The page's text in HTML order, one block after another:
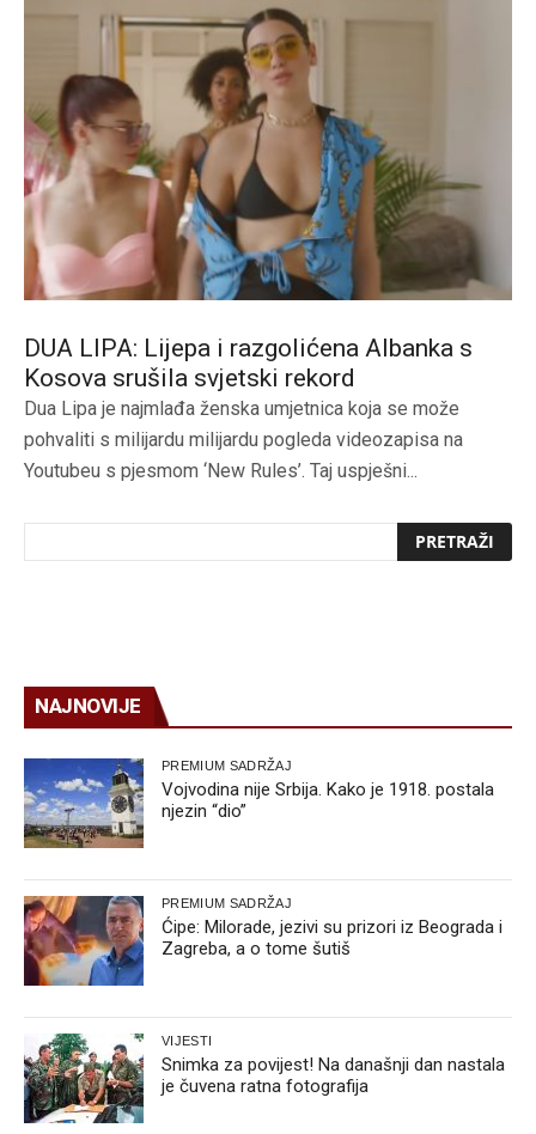
DUA LIPA: Lijepa i razgolićena Albanka s
Kosova srušila svjetski rekord
Dua Lipa je najmlađa ženska umjetnica koja se može
pohvaliti s milijardu milijardu pogleda videozapisa na
Youtubeu s pjesmom ‘New Rules’. Taj uspješni...
NAJNOVIJE
PREMIUM SADRŽAJ
Vojvodina nije Srbija. Kako je 1918. postala
njezin “dio”
PREMIUM SADRŽAJ
Ćipe: Milorade, jezivi su prizori iz Beograda i
Zagreba, a o tome šutiš
VIJESTI
Snimka za povijest! Na današnji dan nastala
je čuvena ratna fotografija